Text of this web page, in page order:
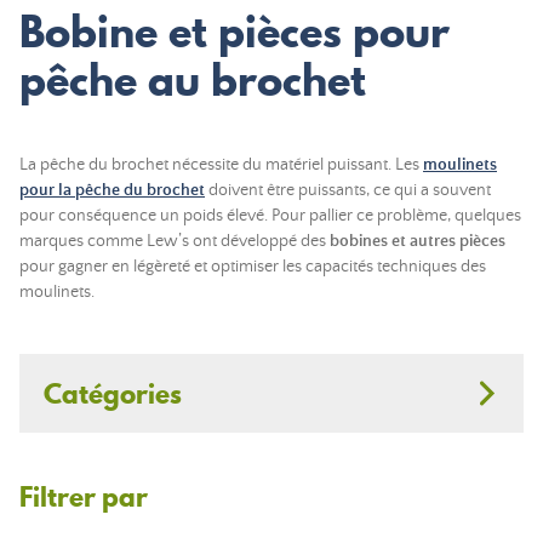
Bobine et pièces pour
pêche au brochet
La pêche du brochet nécessite du matériel puissant. Les moulinets
pour la pêche du brochetdoivent être puissants, ce qui a souvent
pour conséquence un poids élevé. Pour pallier ce problème, quelques
marques comme Lew’s ont développé des bobines et autres pièces
pour gagner en légèreté et optimiser les capacités techniques des
moulinets.
Catégories
Filtrer par